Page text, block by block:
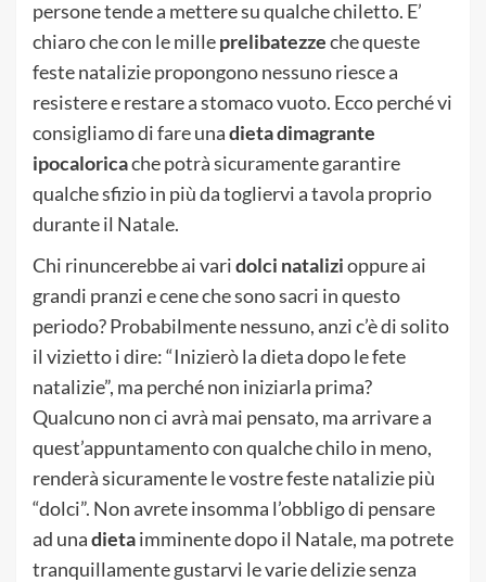
persone tende a mettere su qualche chiletto. E’
chiaro che con le milleprelibatezzeche queste
feste natalizie propongono nessuno riesce a
resistere e restare a stomaco vuoto. Ecco perché vi
consigliamo di fare unadieta dimagrante
ipocaloricache potrà sicuramente garantire
qualche sfizio in più da togliervi a tavola proprio
durante il Natale.
Chi rinuncerebbe ai varidolci natalizioppure ai
grandi pranzi e cene che sono sacri in questo
periodo? Probabilmente nessuno, anzi c’è di solito
il vizietto i dire: “Inizierò la dieta dopo le fete
natalizie”, ma perché non iniziarla prima?
Qualcuno non ci avrà mai pensato, ma arrivare a
quest’appuntamento con qualche chilo in meno,
renderà sicuramente le vostre feste natalizie più
“dolci”. Non avrete insomma l’obbligo di pensare
ad unadietaimminente dopo il Natale, ma potrete
tranquillamente gustarvi le varie delizie senza